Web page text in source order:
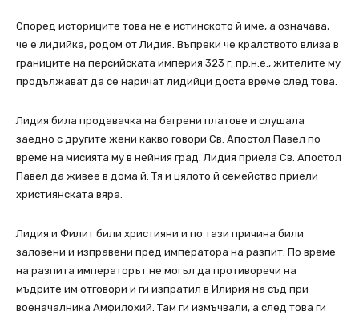
Според историците това не е истинското й име, а означава,
че е лидийка, родом от Лидия. Bъпреки че кралството влиза в
границите на персийската империя 323 г. пр.н.е., жителите му
продължават да се наричат лидийци доста време след това.
Лидия била продавачка на багрени платове и слушала
заедно с другите жени какво говори Св. Апостол Павел по
време на мисията му в нейния град. Лидия приела Св. Апостол
Павел да живее в дома й. Тя и цялото й семейство приели
християнската вяра.
Лидия и Филит били християни и по тази причина били
заловени и изправени пред императора на разпит. По време
на разпита императорът не могъл да противоречи на
мъдрите им отговори и ги изпратил в Илирия на съд при
военачалника Амфилохий. Там ги измъчвали, а след това ги